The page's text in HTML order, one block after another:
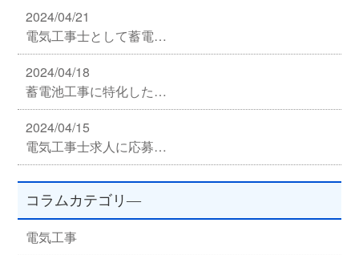
2024/04/21
電気工事士として蓄電…
2024/04/18
蓄電池工事に特化した…
2024/04/15
電気工事士求人に応募…
コラムカテゴリ―
電気工事